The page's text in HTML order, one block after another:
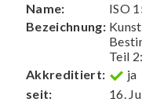
Name:
ISO
Bezeichnung:
Teil
Akkreditiert:
ja
seit:
16.